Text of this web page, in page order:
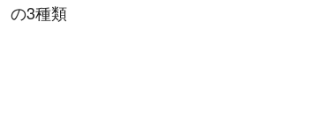
の3種類